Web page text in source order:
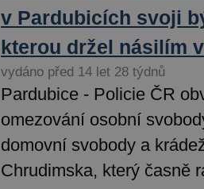
v Pardubicích svoji
kterou držel násilím
vydáno před 14 let 28 týdnů
Pardubice - Policie ČR
omezování osobní
domovní svobody a
Chrudimska, který časně